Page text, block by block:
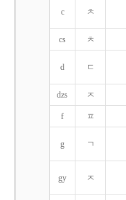
c ㅊ
cs ㅊ
d ㄷ
dzs ㅈ
f ㅍ
g ㄱ
gy ㅈ